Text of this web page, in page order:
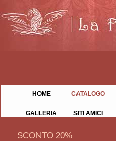
HOME CATALOGO
GALLERIA SITI AMICI
SCONTO 20%